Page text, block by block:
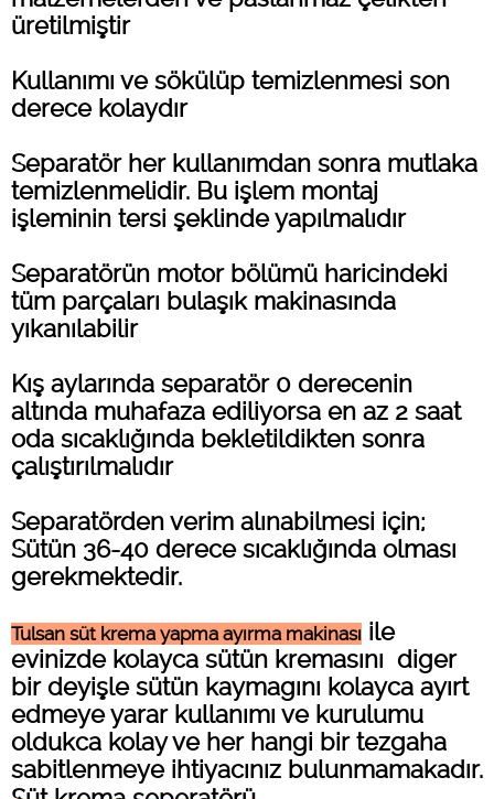
üretilmiştir
Kullanımı ve sökülüp temizlenmesi son
derece kolaydır
Separatör her kullanımdan sonra mutlaka
temizlenmelidir. Bu işlem montaj
işleminin tersi şeklinde yapılmalıdır
Separatörün motor bölümü haricindeki
tüm parçaları bulaşık makinasında
yıkanılabilir
Kış aylarında separatör 0 derecenin
altında muhafaza ediliyorsa en az 2 saat
oda sıcaklığında bekletildikten sonra
çalıştırılmalıdır
Separatörden verim alınabilmesi için;
Sütün 36-40 derece sıcaklığında olması
gerekmektedir.
Tulsan süt krema yapma ayırma makinası ile
evinizde kolayca sütün kremasını diger
bir deyişle sütün kaymagını kolayca ayırt
edmeye yarar kullanımı ve kurulumu
oldukca kolay ve her hangi bir tezgaha
sabitlenmeye ihtiyacınız bulunmamakadır.